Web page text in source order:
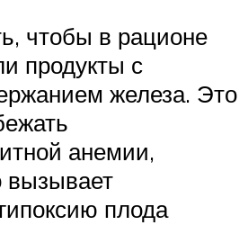
чтобы в рационе
продукты с
железа. Это
анемии,
вызывает
плода